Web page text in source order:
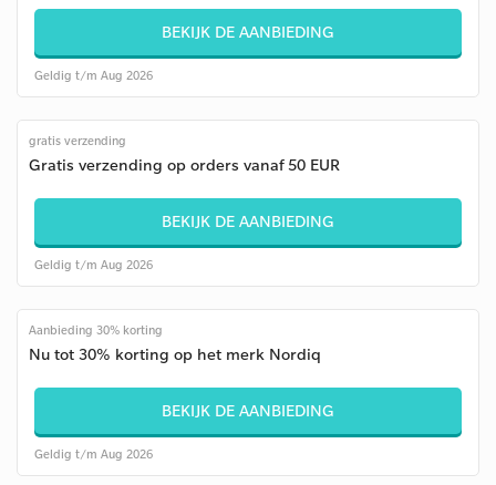
BEKIJK DE AANBIEDING
Geldig t/m Aug 2026
gratis verzending
Gratis verzending op orders vanaf 50 EUR
BEKIJK DE AANBIEDING
Geldig t/m Aug 2026
Aanbieding 30% korting
Nu tot 30% korting op het merk Nordiq
BEKIJK DE AANBIEDING
Geldig t/m Aug 2026